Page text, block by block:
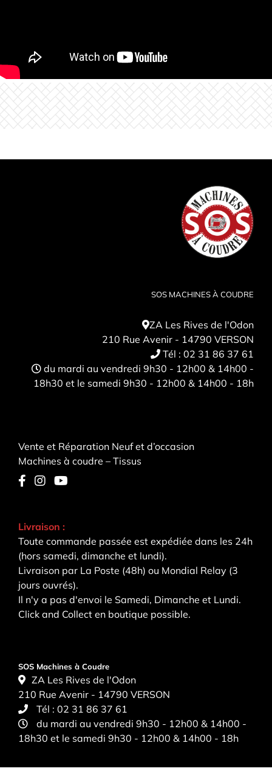
SOS MACHINES À COUDRE
ZA Les Rives de l'Odon
210 Rue Avenir - 14790 VERSON
Tél : 02 31 86 37 61
du mardi au vendredi 9h30 - 12h00 & 14h00 -
18h30 et le samedi 9h30 - 12h00 & 14h00 - 18h
Vente et Réparation Neuf et d’occasion
Machines à coudre – Tissus
Livraison :
Toute commande passée est expédiée dans les 24h
(hors samedi, dimanche et lundi).
Livraison par La Poste (48h) ou Mondial Relay (3
jours ouvrés).
Il n'y a pas d'envoi le Samedi, Dimanche et Lundi.
Click and Collect en boutique possible.
SOS Machines à Coudre
ZA Les Rives de l'Odon
210 Rue Avenir - 14790 VERSON
Tél : 02 31 86 37 61
du mardi au vendredi 9h30 - 12h00 & 14h00 -
18h30 et le samedi 9h30 - 12h00 & 14h00 - 18h